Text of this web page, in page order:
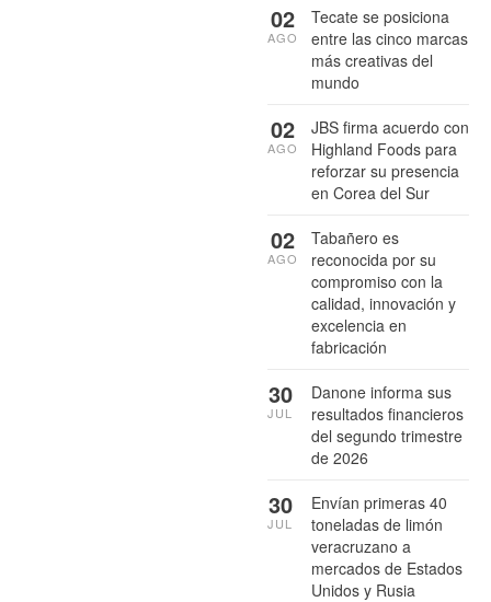
Tecate se posiciona
entre las cinco marcas
más creativas del
mundo
02
AGO
JBS firma acuerdo con
Highland Foods para
reforzar su presencia
en Corea del Sur
02
AGO
Tabañero es
reconocida por su
compromiso con la
calidad, innovación y
excelencia en
fabricación
02
AGO
Danone informa sus
resultados financieros
del segundo trimestre
de 2026
30
JUL
Envían primeras 40
toneladas de limón
veracruzano a
mercados de Estados
Unidos y Rusia
30
JUL